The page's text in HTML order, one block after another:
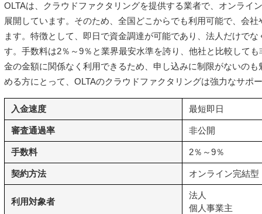
OLTAは、クラウドファクタリングを提供する業者で、オンライ
展開しています。そのため、全国どこからでも利用可能で、会
ます。特徴として、即日で資金調達が可能であり、法人だけで
す。手数料は2％～9％と業界最安水準を誇り、他社と比較して
金の金額に関係なく利用できるため、申し込みに制限がないの
める方にとって、OLTAのクラウドファクタリングは強力なサポ
入金速度 最短即日
審査通過率 非公開
手数料 2％～9％
契約方法 オンライン完結型
利用対象者
法人
個人事業主